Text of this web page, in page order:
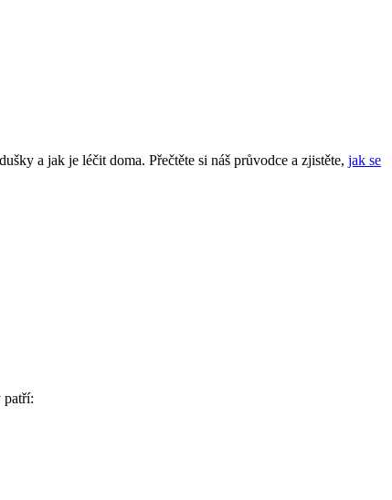
a jak je léčit doma. Přečtěte si náš průvodce a zjistěte, jak se
patří: